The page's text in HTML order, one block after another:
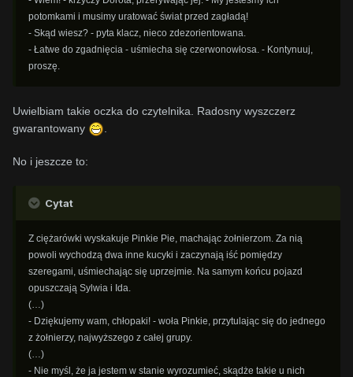
potomkami i musimy uratować świat przed zagładą!
- Skąd wiesz? - pyta klacz, nieco zdezorientowana.
- Łatwe do zgadnięcia - uśmiecha się czerwonowłosa. - Kontynuuj,
proszę.
Uwielbiam takie oczka do czytelnika. Radosny wyszczerz
gwarantowany
No i jeszcze to:
Cytat
Z ciężarówki wyskakuje Pinkie Pie, machając żołnierzom. Za nią
powoli wychodzą dwa inne kucyki i zaczynają iść pomiędzy
szeregami, uśmiechając się uprzejmie. Na samym końcu pojazd
opuszczają Sylwia i Ida.
(…)
- Dziękujemy wam, chłopaki! - woła Pinkie, przytulając się do jednego
z żołnierzy, najwyższego z całej grupy.
(…)
- Nie myśl, że ja jestem w stanie wyrozumieć, skądże takie u nich